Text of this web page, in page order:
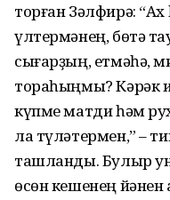
торған Зәлфирә: “Ах
үлтермәнең, бөтә
сығарҙың, етмәһә,
тораһыңмы? Кәрәк
күпме матди һәм
ла түләтермен,” –
ташланды. Булыр
өсөн кешенең